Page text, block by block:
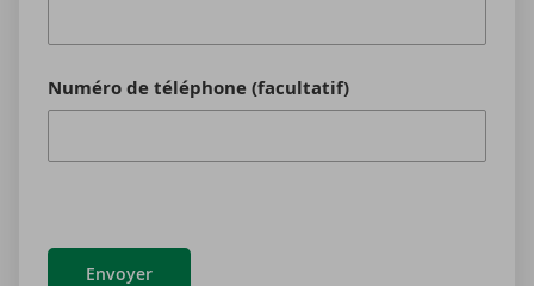
Numéro de téléphone (facultatif)
Envoyer